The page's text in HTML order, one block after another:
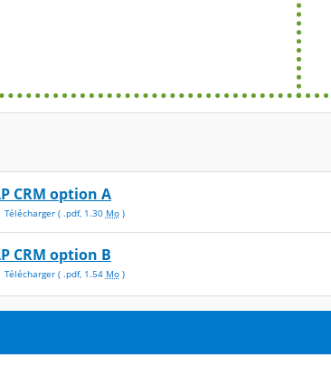
CRM option A
Télécharger( .pdf, 1.30 Mo)
CRM option B
Télécharger( .pdf, 1.54 Mo)